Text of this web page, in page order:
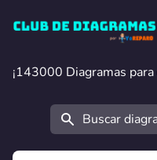
Club de Diagramas
¡143000 Diagramas para
¡143000 Diagramas para
Buscar